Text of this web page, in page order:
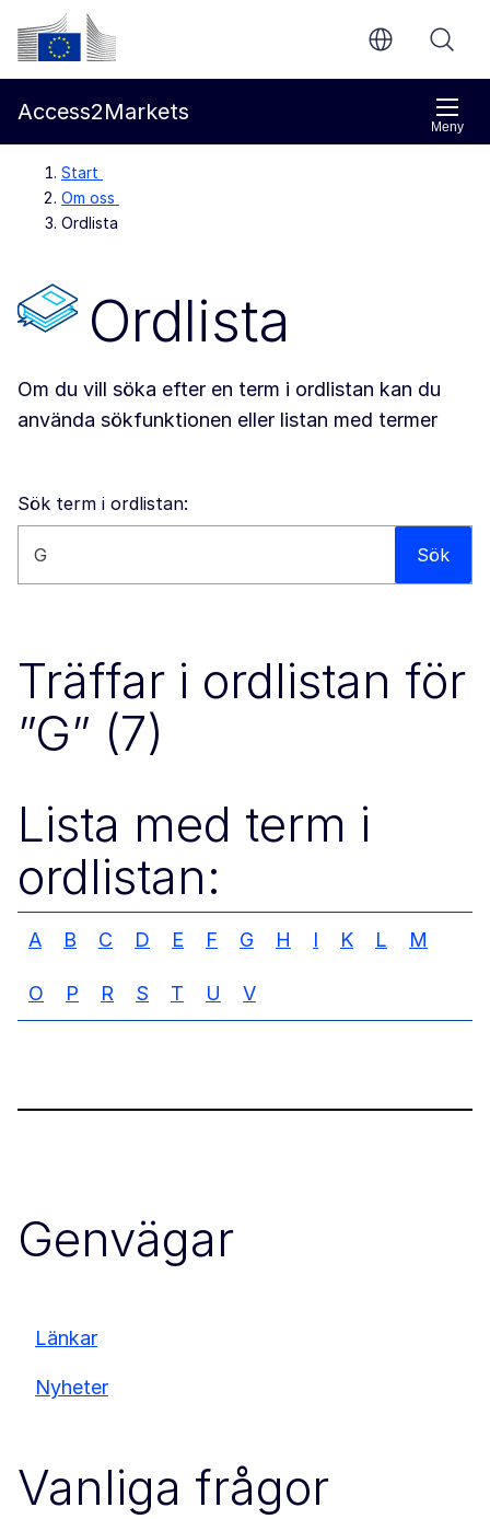
Gå direkt till innehållet
Europeiska kommissionen
Meny
Access2Markets
Start
Om oss
Ordlista
Ordlista
Om du vill söka efter en term i ordlistan kan du
använda sökfunktionen eller listan med termer
Sök term i ordlistan:
Sök på den här webbplatsen Sök
Träffar i ordlistan för
”G” (7)
Lista med term i
ordlistan:
A B C D E F G H I K L M
O P R S T U V
Genvägar
Länkar
Nyheter
Vanliga frågor